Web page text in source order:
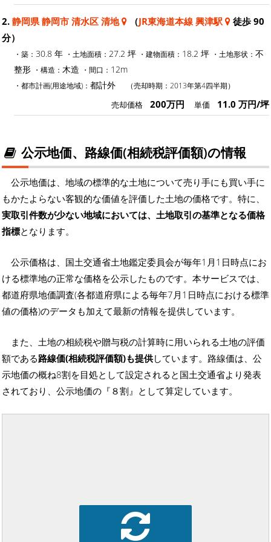
2. 静岡県 静岡市 清水区 清地 （JR東海道本線 興津駅
徒歩 90
分）
・築： 30.8 年 ・土地面積： 27.2 坪 ・建物面積： 18.2 坪 ・土地形状： 不
整形 ・構造： 木造 ・間口： 12m
・都市計画(用途地域)： 都計外 （売却時期：2013年第4四半期）
売却価格 200万円 単価 11.0 万円/坪
公示地価、路線価(相続税評価額)の情報
公示地価は、地域の標準的な土地について売り手にも買い手に
もかたよらない客観的な価値を評価した土地の価格です。特に、
実取引件数が少ない地域においては、土地取引の基準となる価格
指標となります。
公示価格は、国土交通省土地鑑定委員会が毎年1月1日時点にお
ける標準地の正常な価格を公示したものです。本サービスでは、
都道府県地価調査(各都道府県による毎年7月1日時点における標準
値の価格)のデータも加えて最新の情報を提供しています。
また、土地の相続税や贈与税の計算時に用いられる土地の評価
額である路線価(相続税評価額)も提供しています。路線価は、公
示地価の概ね8割を目処として設定されると国土交通省より発表
されており、公示地価の『８割』として算定しています。